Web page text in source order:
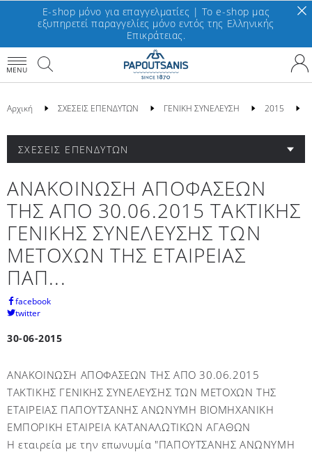
E-shop μόνο για επαγγελματίες | To e-shop μας
εξυπηρετεί παραγγελίες μόνο εντός της Ελληνικής
Επικράτειας.
MENU
Αρχική ΣΧΕΣΕΙΣ ΕΠΕΝΔΥΤΩΝ ΓΕΝΙΚΗ ΣΥΝΕΛΕΥΣΗ 2015
ΣΧΕΣΕΙΣ ΕΠΕΝΔΥΤΩΝ
ΑΝΑΚΟΙΝΩΣΗ ΑΠΟΦΑΣΕΩΝ
ΤΗΣ ΑΠΟ 30.06.2015 ΤΑΚΤΙΚΗΣ
ΓΕΝΙΚΗΣ ΣΥΝΕΛΕΥΣΗΣ ΤΩΝ
ΜΕΤΟΧΩΝ ΤΗΣ ΕΤΑΙΡΕΙΑΣ
ΠΑΠ...
facebook
twitter
30-06-2015
ΑΝΑΚΟΙΝΩΣΗ ΑΠΟΦΑΣΕΩΝ ΤΗΣ ΑΠΟ 30.06.2015
ΤΑΚΤΙΚΗΣ ΓΕΝΙΚΗΣ ΣΥΝΕΛΕΥΣΗΣ ΤΩΝ ΜΕΤΟΧΩΝ ΤΗΣ
ΕΤΑΙΡΕΙΑΣ ΠΑΠΟΥΤΣΑΝΗΣ ΑΝΩΝΥΜΗ ΒΙΟΜΗΧΑΝΙΚΗ
ΕΜΠΟΡΙΚΗ ΕΤΑΙΡΕΙΑ ΚΑΤΑΝΑΛΩΤΙΚΩΝ ΑΓΑΘΩΝ
Η εταιρεία με την επωνυμία "ΠΑΠΟΥΤΣΑΝΗΣ ΑΝΩΝΥΜΗ